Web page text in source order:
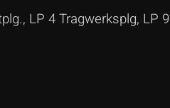
LP 4 Tragwerksplg, LP 9